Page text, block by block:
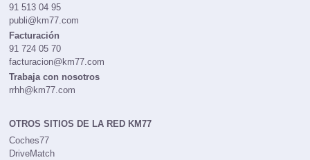
91 513 04 95
publi@km77.com
Facturación
91 724 05 70
facturacion@km77.com
Trabaja con nosotros
rrhh@km77.com
OTROS SITIOS DE LA RED KM77
Coches77
DriveMatch